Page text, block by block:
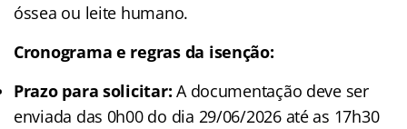
óssea ou leite humano.
Cronograma e regras da isenção:
Prazo para solicitar: A documentação deve ser
enviada das 0h00 do dia 29/06/2026 até as 17h30